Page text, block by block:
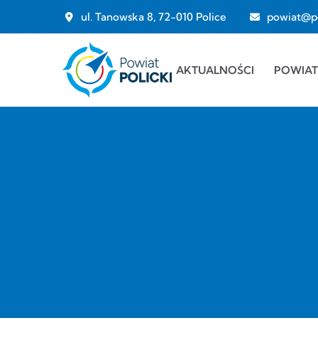
Przejdź do treści
ul. Tanowska 8, 72-010 Police
AKTUALNOŚCI POWIAT